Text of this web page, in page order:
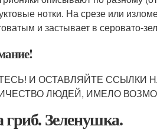
нотки. На срезе или
и застывает в серовато-
И ОСТАВЛЯЙТЕ ССЫЛКИ
ЛЮДЕЙ, ИМЕЛО
Зеленушка.